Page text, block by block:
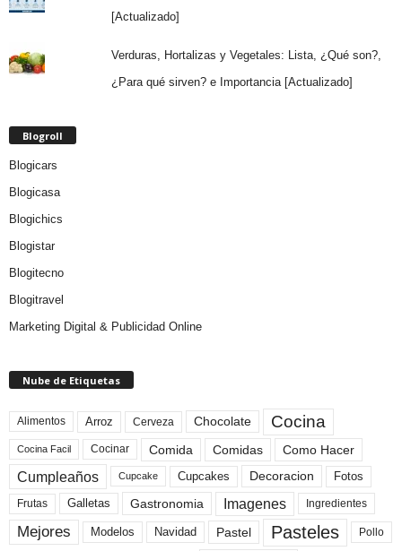
[Actualizado]
Verduras, Hortalizas y Vegetales: Lista, ¿Qué son?,
¿Para qué sirven? e Importancia [Actualizado]
Blogroll
Blogicars
Blogicasa
Blogichics
Blogistar
Blogitecno
Blogitravel
Marketing Digital & Publicidad Online
Nube de Etiquetas
Alimentos Arroz Cerveza Chocolate Cocina
Cocina Facil Cocinar Comida Comidas Como Hacer
Cumpleaños Cupcake Cupcakes Decoracion Fotos
Frutas Galletas Gastronomia Imagenes Ingredientes
Mejores Modelos Navidad Pastel Pasteles Pollo